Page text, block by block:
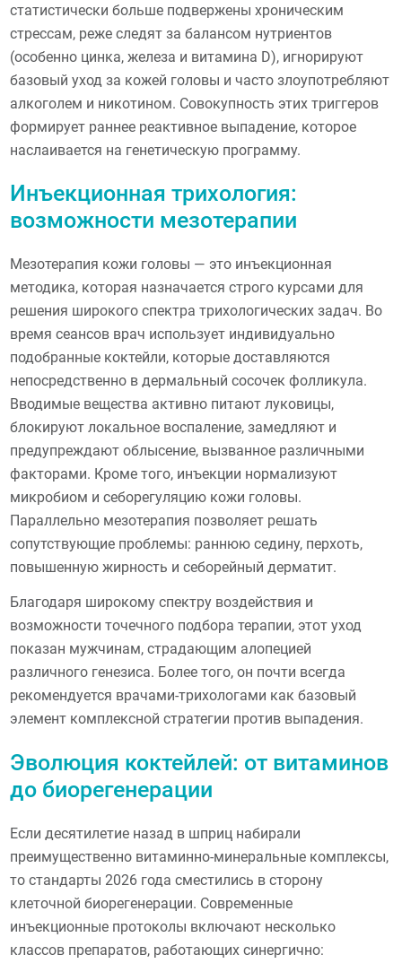
статистически больше подвержены хроническим
стрессам, реже следят за балансом нутриентов
(особенно цинка, железа и витамина D), игнорируют
базовый уход за кожей головы и часто злоупотребляют
алкоголем и никотином. Совокупность этих триггеров
формирует раннее реактивное выпадение, которое
наслаивается на генетическую программу.
Инъекционная трихология:
возможности мезотерапии
Мезотерапия кожи головы — это инъекционная
методика, которая назначается строго курсами для
решения широкого спектра трихологических задач. Во
время сеансов врач использует индивидуально
подобранные коктейли, которые доставляются
непосредственно в дермальный сосочек фолликула.
Вводимые вещества активно питают луковицы,
блокируют локальное воспаление, замедляют и
предупреждают облысение, вызванное различными
факторами. Кроме того, инъекции нормализуют
микробиом и себорегуляцию кожи головы.
Параллельно мезотерапия позволяет решать
сопутствующие проблемы: раннюю седину, перхоть,
повышенную жирность и себорейный дерматит.
Благодаря широкому спектру воздействия и
возможности точечного подбора терапии, этот уход
показан мужчинам, страдающим алопецией
различного генезиса. Более того, он почти всегда
рекомендуется врачами-трихологами как базовый
элемент комплексной стратегии против выпадения.
Эволюция коктейлей: от витаминов
до биорегенерации
Если десятилетие назад в шприц набирали
преимущественно витаминно-минеральные комплексы,
то стандарты 2026 года сместились в сторону
клеточной биорегенерации. Современные
инъекционные протоколы включают несколько
классов препаратов, работающих синергично: